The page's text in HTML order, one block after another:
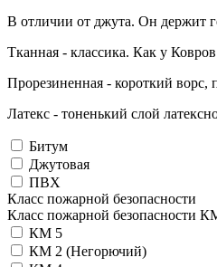
В отличии от джута. Он держит
Тканная - классика. Как у
Прорезиненная - короткий ворс,
Латекс - тоненький слой
Битум
Джутовая
ПВХ
Класс пожарной безопасности
Класс пожарной безопасности
КМ 5
КМ 2 (Негорючий)